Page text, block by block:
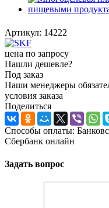
Артикул: 14222
цена по запросу
Нашли дешевле?
Под заказ
Наши менеджеры
условия заказа
Поделиться
Способы оплаты:
Сбербанк онлайн
Задать вопрос